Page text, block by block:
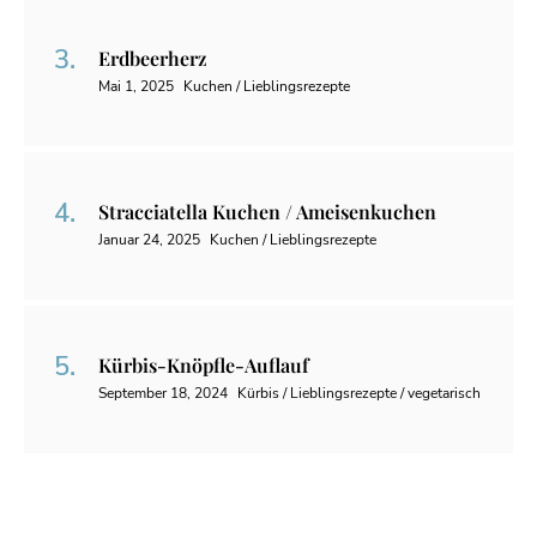
Erdbeerherz
Mai 1, 2025 Kuchen / Lieblingsrezepte
Stracciatella Kuchen / Ameisenkuchen
Januar 24, 2025 Kuchen / Lieblingsrezepte
Kürbis-Knöpfle-Auflauf
September 18, 2024 Kürbis / Lieblingsrezepte / vegetarisch